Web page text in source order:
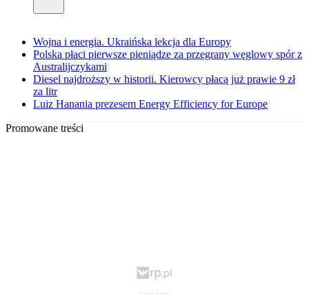
Wojna i energia. Ukraińska lekcja dla Europy
Polska płaci pierwsze pieniądze za przegrany węglowy spór z
Australijczykami
Diesel najdroższy w historii. Kierowcy płacą już prawie 9 zł
za litr
Luiz Hanania prezesem Energy Efficiency for Europe
Promowane treści